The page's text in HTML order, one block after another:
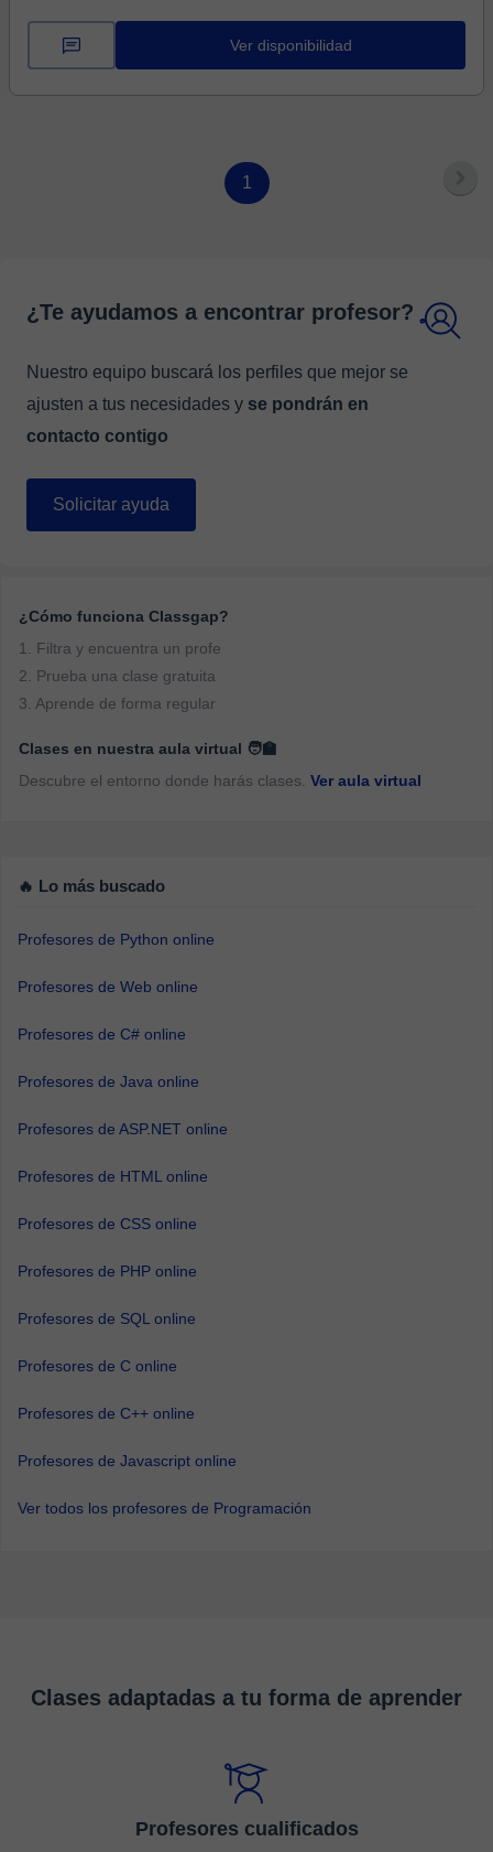
Ver disponibilidad
1
¿Te ayudamos a encontrar profesor?
Nuestro equipo buscará los perfiles que mejor se
ajusten a tus necesidades y se pondrán en
contacto contigo
Solicitar ayuda
¿Cómo funciona Classgap?
1. Filtra y encuentra un profe
2. Prueba una clase gratuita
3. Aprende de forma regular
Clases en nuestra aula virtual 🧑‍🏫
Descubre el entorno donde harás clases. Ver aula virtual
🔥 Lo más buscado
Profesores de Python online
Profesores de Web online
Profesores de C# online
Profesores de Java online
Profesores de ASP.NET online
Profesores de HTML online
Profesores de CSS online
Profesores de PHP online
Profesores de SQL online
Profesores de C online
Profesores de C++ online
Profesores de Javascript online
Ver todos los profesores de Programación
Clases adaptadas a tu forma de aprender
Profesores cualificados